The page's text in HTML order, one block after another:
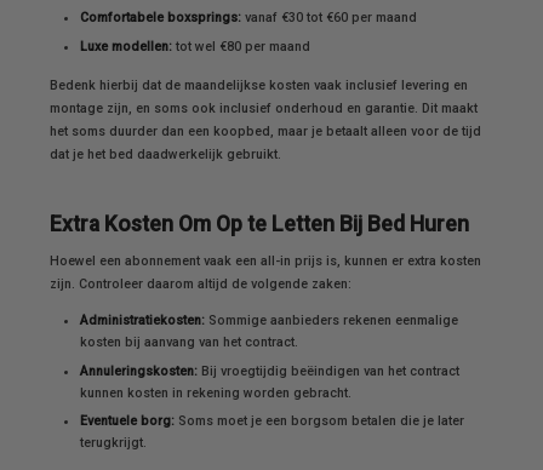
Comfortabele boxsprings:vanaf €30 tot €60 per maand
Luxe modellen:tot wel €80 per maand
Bedenk hierbij dat de maandelijkse kosten vaak inclusief levering en
montage zijn, en soms ook inclusief onderhoud en garantie. Dit maakt
het soms duurder dan een koopbed, maar je betaalt alleen voor de tijd
dat je het bed daadwerkelijk gebruikt.
Extra Kosten Om Op te Letten Bij Bed Huren
Hoewel een abonnement vaak een all-in prijs is, kunnen er extra kosten
zijn. Controleer daarom altijd de volgende zaken:
Administratiekosten:Sommige aanbieders rekenen eenmalige
kosten bij aanvang van het contract.
Annuleringskosten:Bij vroegtijdig beëindigen van het contract
kunnen kosten in rekening worden gebracht.
Eventuele borg:Soms moet je een borgsom betalen die je later
terugkrijgt.